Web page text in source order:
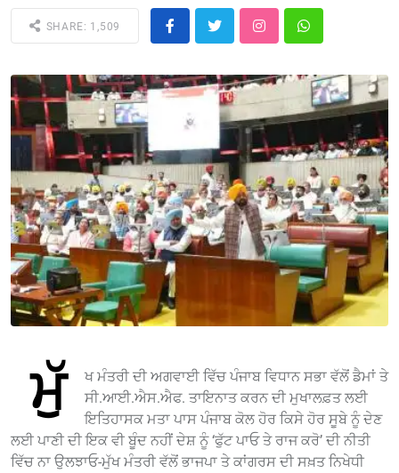
SHARE: 1,509
ਮੁੱ
ਖ ਮੰਤਰੀ ਦੀ ਅਗਵਾਈ ਵਿੱਚ ਪੰਜਾਬ ਵਿਧਾਨ ਸਭਾ ਵੱਲੋਂ ਡੈਮਾਂ ਤੇ
ਸੀ.ਆਈ.ਐਸ.ਐਫ. ਤਾਇਨਾਤ ਕਰਨ ਦੀ ਮੁਖਾਲਫ਼ਤ ਲਈ
ਇਤਿਹਾਸਕ ਮਤਾ ਪਾਸ ਪੰਜਾਬ ਕੋਲ ਹੋਰ ਕਿਸੇ ਹੋਰ ਸੂਬੇ ਨੂੰ ਦੇਣ
ਲਈ ਪਾਣੀ ਦੀ ਇਕ ਵੀ ਬੂੰਦ ਨਹੀਂ ਦੇਸ਼ ਨੂੰ ‘ਫੁੱਟ ਪਾਓ ਤੇ ਰਾਜ ਕਰੋ’ ਦੀ ਨੀਤੀ
ਵਿੱਚ ਨਾ ਉਲਝਾਓ-ਮੁੱਖ ਮੰਤਰੀ ਵੱਲੋਂ ਭਾਜਪਾ ਤੇ ਕਾਂਗਰਸ ਦੀ ਸਖ਼ਤ ਨਿਖੇਧੀ